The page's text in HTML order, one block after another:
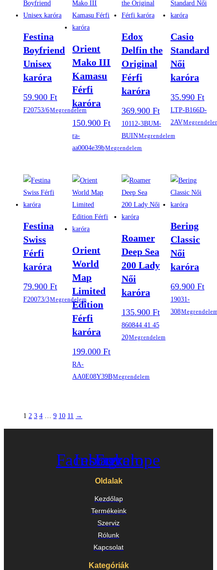
Festina
Boyfriend
Unisex
karóra
59.900 Ft
F20753/6Megrendelem
Orient
Mako III
Kamasu
Férfi
karóra
150.900Ft
ra-
aa0004e39bMegrendelem
Edox
Delfin the
Original
Férfi
karóra
369.900 Ft
10112-3BUM-
BUINMegrendelem
Casio
Standard
Női
karóra
35.990 Ft
LTP-B166D-
2AV
Festina
Swiss
Férfi
karóra
79.900 Ft
F20073/3Megrendelem
Orient
World
Map
Limited
Edition
Férfi
karóra
199.000Ft
RA-
AA0E08Y39BMegrendelem
Roamer
Deep Sea
200 Lady
Női
karóra
135.900 Ft
860844 41 45
20Megrendelem
Bering
Classic
Női
karóra
69.900 Ft
19031-
308
1 2 3 4 … 9 10 11 →
Facebook
Instagram
Envelope
Oldalak
Kezdőlap
Termékeink
Szerviz
Rólunk
Kapcsolat
Kategóriák